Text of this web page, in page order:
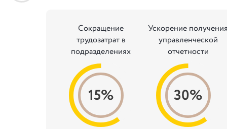
Сокращение
трудозатрат в
подразделениях
15%
Ускорение
управленческой
отчетности
30%